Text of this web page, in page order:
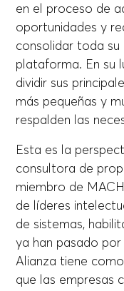
en el proceso de
oportunidades y
consolidar toda su
plataforma. En su
dividir sus
más pequeñas y
respalden las
Esta es la
consultora de
miembro de
de líderes
de sistemas,
ya han pasado
Alianza tiene
que las empresas